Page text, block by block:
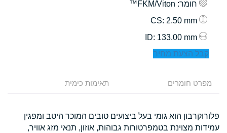
חומר: FKM/Viton™
: 2.50 mm
: 133.00 mm
קבל הצעת מחיר
מפרט חומרים תאימות כימית
פלורוקרבון הוא גומי בעל ביצועים טובים המוכר היטב ומפגין
עמידות מצוינת בטמפרטורות גבוהות, אוזון, תנאי מזג אוויר,